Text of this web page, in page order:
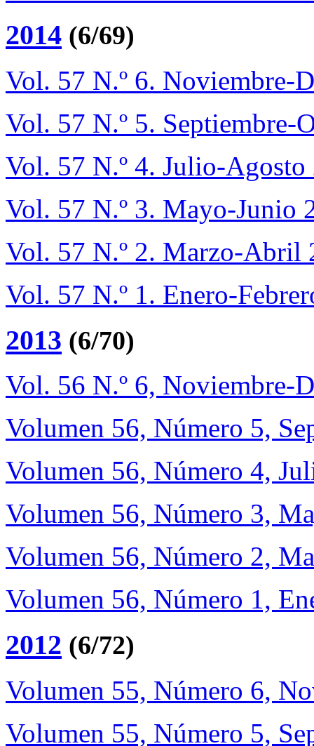
2014 (6/69)
Vol. 57 N.º 6. Noviembre-
Vol. 57 N.º 5. Septiembre-
Vol. 57 N.º 4. Julio-Agosto
Vol. 57 N.º 3. Mayo-Junio
Vol. 57 N.º 2. Marzo-Abril
Vol. 57 N.º 1. Enero-
2013 (6/70)
Vol. 56 N.º 6, Noviembre-
Volumen 56, Número 5,
Volumen 56, Número 4,
Volumen 56, Número 3,
Volumen 56, Número 2,
Volumen 56, Número 1,
2012 (6/72)
Volumen 55, Número 6,
Volumen 55, Número 5,